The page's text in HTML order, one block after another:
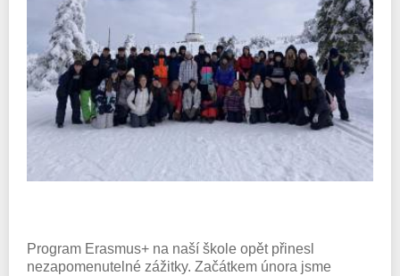
Program Erasmus+ na naší škole opět přinesl
nezapomenutelné zážitky. Začátkem února jsme